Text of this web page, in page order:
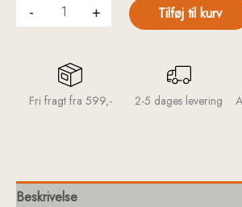
- + Tilføj til kurv
Fri fragt fra 599,- 2-5 dages levering
Beskrivelse